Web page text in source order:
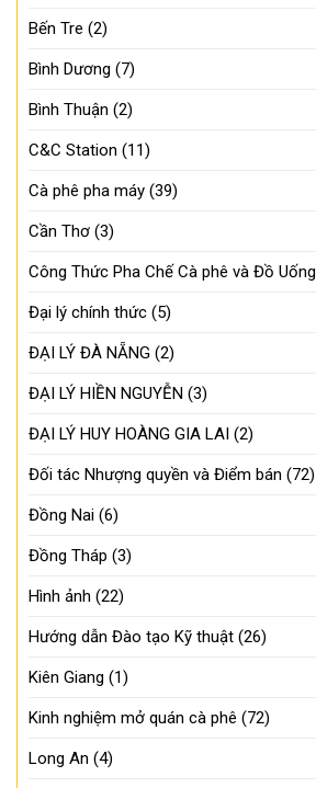
Bến Tre (2)
Bình Dương (7)
Bình Thuận (2)
C&C Station (11)
Cà phê pha máy (39)
Cần Thơ (3)
Công Thức Pha Chế Cà phê và Đồ Uống
Đại lý chính thức (5)
ĐẠI LÝ ĐÀ NẴNG (2)
ĐẠI LÝ HIỀN NGUYỄN (3)
ĐẠI LÝ HUY HOÀNG GIA LAI (2)
Đối tác Nhượng quyền và Điểm bán (72)
Đồng Nai (6)
Đồng Tháp (3)
Hình ảnh (22)
Hướng dẫn Đào tạo Kỹ thuật (26)
Kiên Giang (1)
Kinh nghiệm mở quán cà phê (72)
Long An (4)